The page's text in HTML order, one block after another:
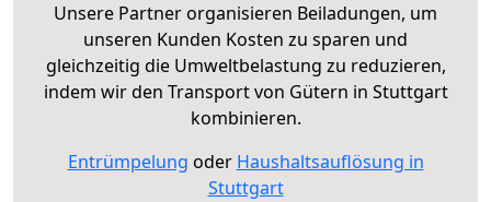
Unsere Partner organisieren Beiladungen, um
unseren Kunden Kosten zu sparen und
gleichzeitig die Umweltbelastung zu reduzieren,
indem wir den Transport von Gütern in Stuttgart
kombinieren.
Entrümpelung oder Haushaltsauflösung in
Stuttgart